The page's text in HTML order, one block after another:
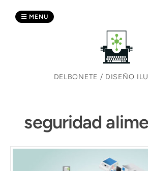
DELBONETE / DISEÑO
MENU
seguridad